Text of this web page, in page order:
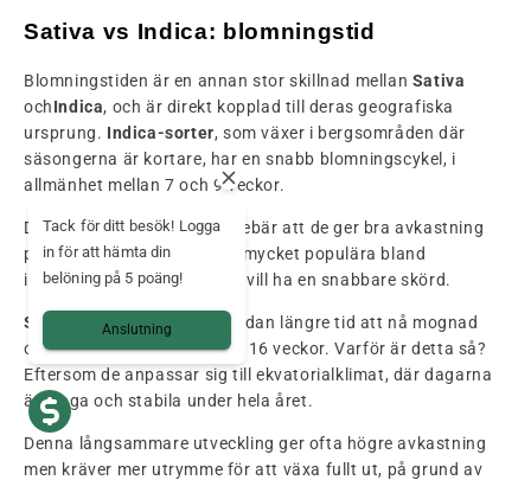
Sativa vs Indica: blomningstid
Blomningstiden är en annan stor skillnad mellan Sativa
ochIndica, och är direkt kopplad till deras geografiska
ursprung. Indica-sorter, som växer i bergsområden där
säsongerna är kortare, har en snabb blomningscykel, i
allmänhet mellan 7 och 9 veckor.
Deras kompakta tillväxt innebär att de ger bra avkastning
på små ytor, vilket gör dem mycket populära bland
inomhusodlare eller de som vill ha en snabbare skörd.
Sativa-sortertar å andra sidan längre tid att nå mognad
och blommar mellan 10 och 16 veckor. Varför är detta så?
Eftersom de anpassar sig till ekvatorialklimat, där dagarna
är långa och stabila under hela året.
Denna långsammare utveckling ger ofta högre avkastning
men kräver mer utrymme för att växa fullt ut, på grund av
Tack för ditt besök! Logga
in för att hämta din
belöning på 5 poäng!
Anslutning